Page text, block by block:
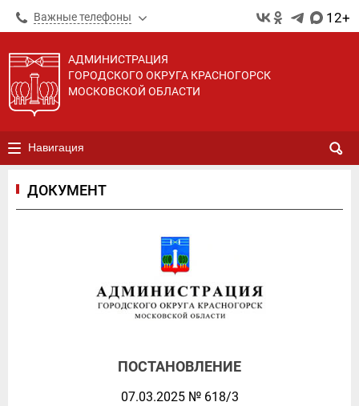
Важные телефоны 12+
АДМИНИСТРАЦИЯ
ГОРОДСКОГО ОКРУГА КРАСНОГОРСК
МОСКОВСКОЙ ОБЛАСТИ
Навигация
ДОКУМЕНТ
ПОСТАНОВЛЕНИЕ
07.03.2025 № 618/3